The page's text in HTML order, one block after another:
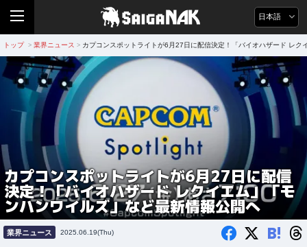
日本語
トップ > 業界ニュース > カプコンスポットライトが6月27日に配信決定！「バイオハザード レク
カプコンスポットライトが6月27日に配信
決定！「バイオハザード レクイエム」「モ
ンハンワイルズ」など最新情報公開へ
業界ニュース 2025.06.19(Thu) B!